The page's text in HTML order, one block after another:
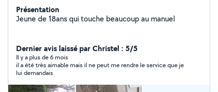
Présentation
Jeune de 18ans qui touche beaucoup au manuel
Dernier avis laissé par Christel : 5/5
Il y a plus de 6 mois
il a été très aimable mais il ne peut me rendre le service que je
lui demandais